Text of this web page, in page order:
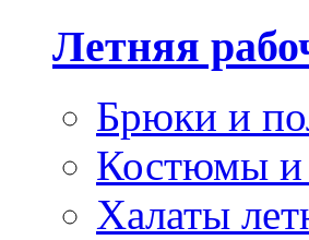
Летняя
Брюки и
Костюмы и
Халаты